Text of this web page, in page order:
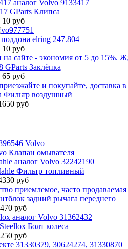
GParts Клипса
10 руб
elring 247.804
10 руб
GParts Заклёпка
65 руб
Фильтр воздушный
руб
Клапан омывателя
Фильтр топливный
руб
задний рычага переднего
470 руб
Болт колеса
250 руб